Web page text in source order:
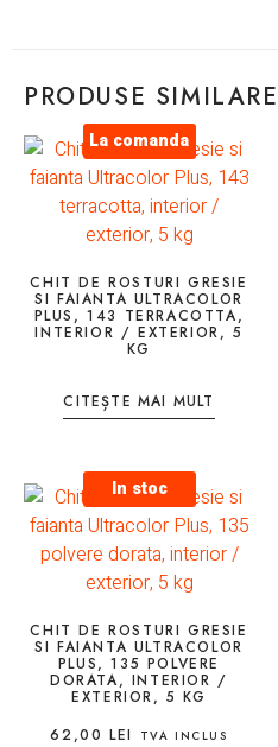
PRODUSE SIMILARE
La comanda
CHIT DE ROSTURI GRESIE
SI FAIANTA ULTRACOLOR
PLUS, 143 TERRACOTTA,
INTERIOR / EXTERIOR, 5
KG
CITEȘTE MAI MULT
In stoc
CHIT DE ROSTURI GRESIE
SI FAIANTA ULTRACOLOR
PLUS, 135 POLVERE
DORATA, INTERIOR /
EXTERIOR, 5 KG
62,00LEI TVA INCLUS